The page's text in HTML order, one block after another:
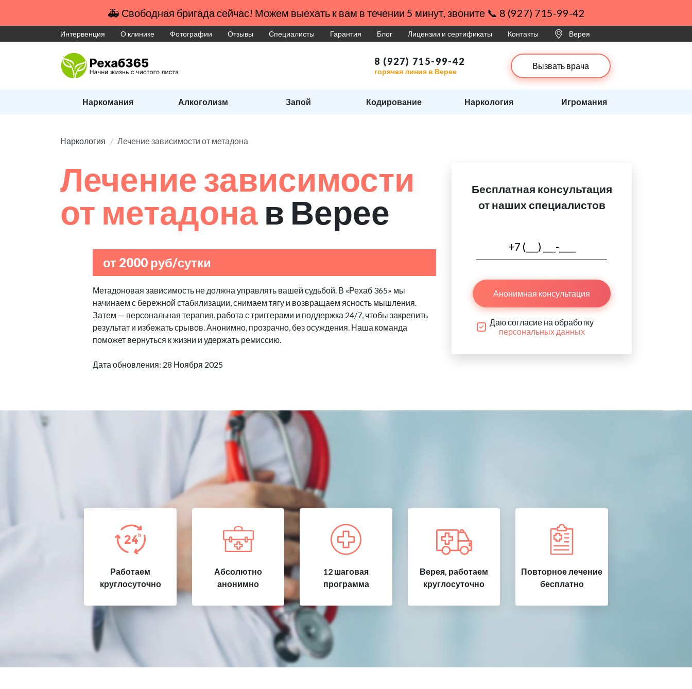
🚑 Свободная бригада сейчас! Можем выехать к вам в течении 5 минут, звоните 📞 8 (927) 715-99-42
Интервенция О клинике Фотографии Отзывы Специалисты Гарантия Блог Лицензии и сертификаты Контакты Верея
8 (927) 715-99-42
горячая линия в Верее
Вызвать врача
Наркомания Алкоголизм Запой Кодирование Наркология Игромания
Наркология Лечение зависимости от метадона
Лечение зависимости
от метадона в Верее
от 2000 руб/сутки
Метадоновая зависимость не должна управлять вашей судьбой. В «Рехаб 365» мы
начинаем с бережной стабилизации, снимаем тягу и возвращаем ясность мышления.
Затем — персональная терапия, работа с триггерами и поддержка 24/7, чтобы закрепить
результат и избежать срывов. Анонимно, прозрачно, без осуждения. Наша команда
поможет вернуться к жизни и удержать ремиссию.
Дата обновления: 28 Ноября 2025
Бесплатная консультация
от наших специалистов
Анонимная консультация
Даю согласие на обработку
персональных данных
Работаем
круглосуточно
Абсолютно
анонимно
12 шаговая
программа
Верея, работаем
круглосуточно
Повторное лечение
бесплатно